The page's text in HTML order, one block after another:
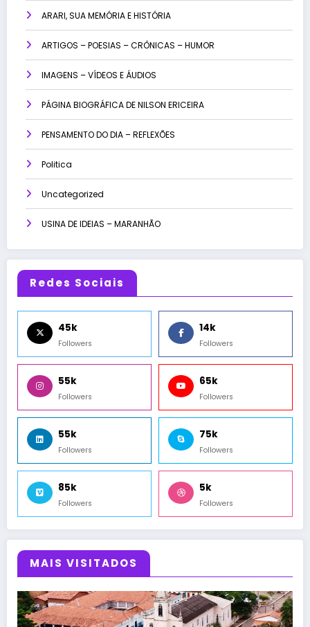
ARARI, SUA MEMÓRIA E HISTÓRIA
ARTIGOS – POESIAS – CRÔNICAS – HUMOR
IMAGENS – VÍDEOS E ÁUDIOS
PÁGINA BIOGRÁFICA DE NILSON ERICEIRA
PENSAMENTO DO DIA – REFLEXÕES
Politica
Uncategorized
USINA DE IDEIAS – MARANHÃO
Redes Sociais
45k
Followers
14k
Followers
55k
Followers
65k
Followers
55k
Followers
75k
Followers
85k
Followers
5k
Followers
MAIS VISITADOS